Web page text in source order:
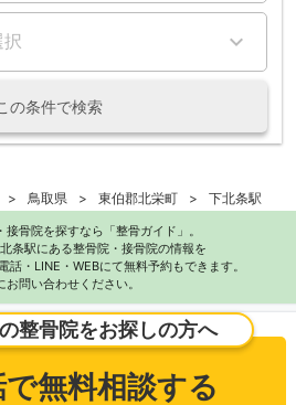
の条件で検索
鳥取県 東伯郡北栄町 下北条駅
骨院を探すなら「整骨ガイド」。
条駅にある整骨院・接骨院の情報を
話・LINE・WEBにて無料予約もできます。
お問い合わせください。
整骨院をお探しの方へ
で無料相談する